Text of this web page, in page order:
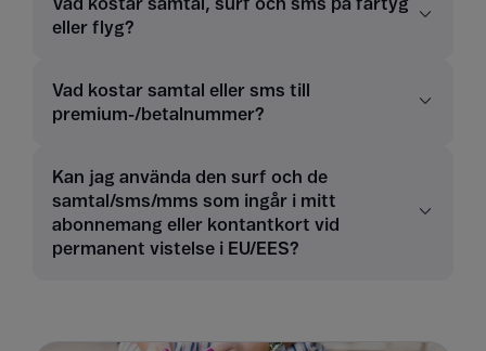
Vad kostar samtal, surf och sms på fartyg
eller flyg?
Vad kostar samtal eller sms till
premium-/betalnummer?
Kan jag använda den surf och de
samtal/sms/mms som ingår i mitt
abonnemang eller kontantkort vid
permanent vistelse i EU/EES?